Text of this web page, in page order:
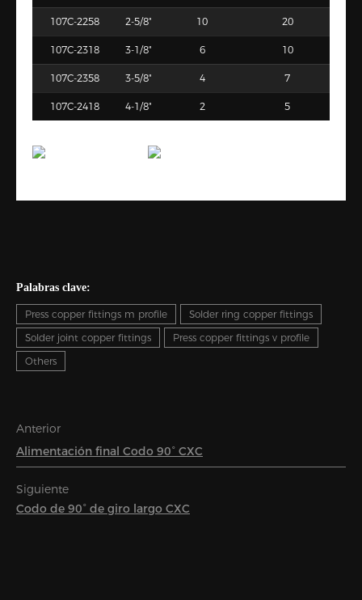
107C-2258 2-5/8" 10 20
107C-2318 3-1/8" 6 10
107C-2358 3-5/8" 4 7
107C-2418 4-1/8" 2 5
Palabras clave:
Press copper fittings m profile
Solder ring copper fittings
Solder joint copper fittings
Press copper fittings v profile
Others
Anterior
Alimentación final Codo 90° CXC
Siguiente
Codo de 90° de giro largo CXC